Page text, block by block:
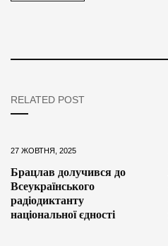
RELATED POST
27 ЖОВТНЯ, 2025
Брацлав долучився до
Всеукраїнського
радіодиктанту
національної єдності